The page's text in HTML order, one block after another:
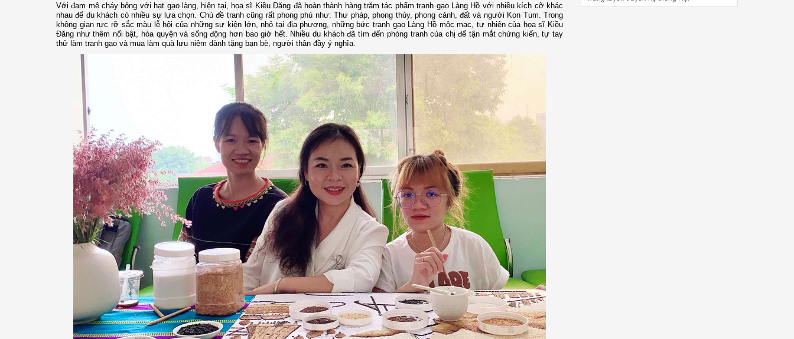
Với đam mê cháy bỏng với hạt gạo làng, hiện tại, họa sĩ Kiều Đăng đã hoàn thành hàng trăm tác phẩm tranh gạo Làng Hồ với nhiều kích cỡ khác
nhau để du khách có nhiều sự lựa chọn. Chủ đề tranh cũng rất phong phú như: Thư pháp, phong thủy, phong cảnh, đất và người Kon Tum. Trong
không gian rực rỡ sắc màu lễ hội của những sự kiện lớn, nhỏ tại địa phương, những bức tranh gạo Làng Hồ mộc mạc, tự nhiên của họa sĩ Kiều
Đăng như thêm nổi bật, hòa quyện và sống động hơn bao giờ hết. Nhiều du khách đã tìm đến phòng tranh của chị để tận mắt chứng kiến, tự tay
thử làm tranh gạo và mua làm quà lưu niệm dành tặng bạn bè, người thân đầy ý nghĩa.